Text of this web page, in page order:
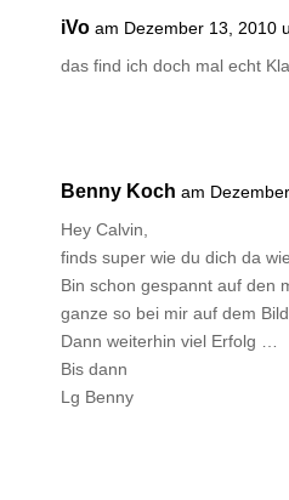
iVo am Dezember 13, 2010
das find ich doch mal echt
Benny Koch am
Hey Calvin,
finds super wie du dich da
Bin schon gespannt auf den
ganze so bei mir auf dem
Dann weiterhin viel Erfolg …
Bis dann
Lg Benny